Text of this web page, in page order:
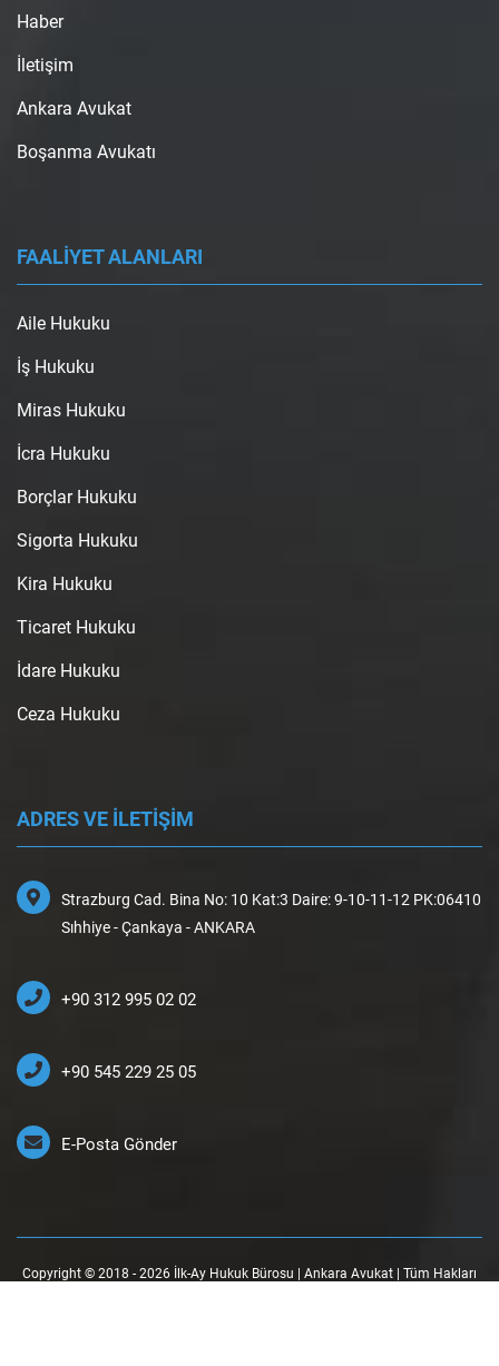
Haber
İletişim
Ankara Avukat
Boşanma Avukatı
FAALİYET ALANLARI
Aile Hukuku
İş Hukuku
Miras Hukuku
İcra Hukuku
Borçlar Hukuku
Sigorta Hukuku
Kira Hukuku
Ticaret Hukuku
İdare Hukuku
Ceza Hukuku
ADRES VE İLETİŞİM
Strazburg Cad. Bina No: 10 Kat:3 Daire: 9-10-11-12 PK:06410
Sıhhiye - Çankaya - ANKARA
+90 312 995 02 02
+90 545 229 25 05
E-Posta Gönder
Copyright © 2018 - 2026 İlk-Ay Hukuk Bürosu | Ankara Avukat | Tüm Hakları